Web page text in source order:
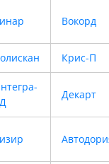
Вокорд
Крис-П
Декарт